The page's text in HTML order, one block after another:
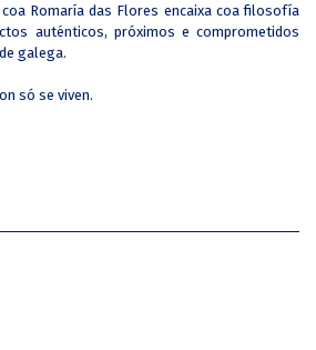
Romaría das Flores encaixa coa filosofía
auténticos, próximos e comprometidos
galega.
só se viven.